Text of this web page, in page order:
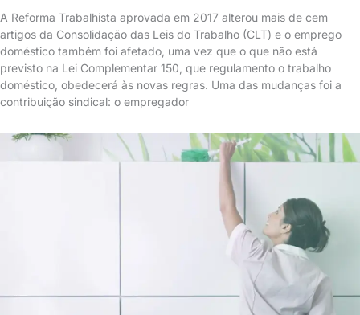
A Reforma Trabalhista aprovada em 2017 alterou mais de cem
artigos da Consolidação das Leis do Trabalho (CLT) e o emprego
doméstico também foi afetado, uma vez que o que não está
previsto na Lei Complementar 150, que regulamento o trabalho
doméstico, obedecerá às novas regras. Uma das mudanças foi a
contribuição sindical: o empregador
Passo
empregado